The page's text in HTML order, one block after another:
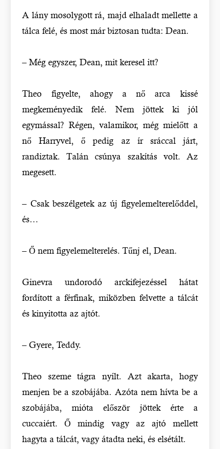
A lány mosolygott rá, majd elhaladt mellette a
tálca felé, és most már biztosan tudta: Dean.
– Még egyszer, Dean, mit keresel itt?
Theo figyelte, ahogy a nő arca kissé
megkeményedik felé. Nem jöttek ki jól
egymással? Régen, valamikor, még mielőtt a
nő Harryvel, ő pedig az ír sráccal járt,
randiztak. Talán csúnya szakítás volt. Az
megesett.
– Csak beszélgetek az új figyelemelterelőddel,
és…
– Ő nem figyelemelterelés. Tűnj el, Dean.
Ginevra undorodó arckifejezéssel hátat
fordított a férfinak, miközben felvette a tálcát
és kinyitotta az ajtót.
– Gyere, Teddy.
Theo szeme tágra nyílt. Azt akarta, hogy
menjen be a szobájába. Azóta nem hívta be a
szobájába, mióta először jöttek érte a
cuccaiért. Ő mindig vagy az ajtó mellett
hagyta a tálcát, vagy átadta neki, és elsétált.